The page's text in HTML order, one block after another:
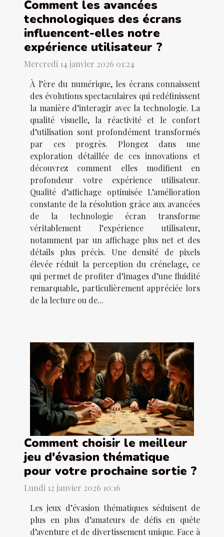
Comment les avancées
technologiques des écrans
influencent-elles notre
expérience utilisateur ?
Mercredi 14 janvier 2026 01:24
À l’ère du numérique, les écrans connaissent
des évolutions spectaculaires qui redéfinissent
la manière d’interagir avec la technologie. La
qualité visuelle, la réactivité et le confort
d’utilisation sont profondément transformés
par ces progrès. Plongez dans une
exploration détaillée de ces innovations et
découvrez comment elles modifient en
profondeur votre expérience utilisateur.
Qualité d’affichage optimisée L’amélioration
constante de la résolution grâce aux avancées
de la technologie écran transforme
véritablement l’expérience utilisateur,
notamment par un affichage plus net et des
détails plus précis. Une densité de pixels
élevée réduit la perception du crénelage, ce
qui permet de profiter d’images d’une fluidité
remarquable, particulièrement appréciée lors
de la lecture ou de...
Comment choisir le meilleur
jeu d'évasion thématique
pour votre prochaine sortie ?
Lundi 12 janvier 2026 10:16
Les jeux d’évasion thématiques séduisent de
plus en plus d’amateurs de défis en quête
d’aventure et de divertissement unique. Face à